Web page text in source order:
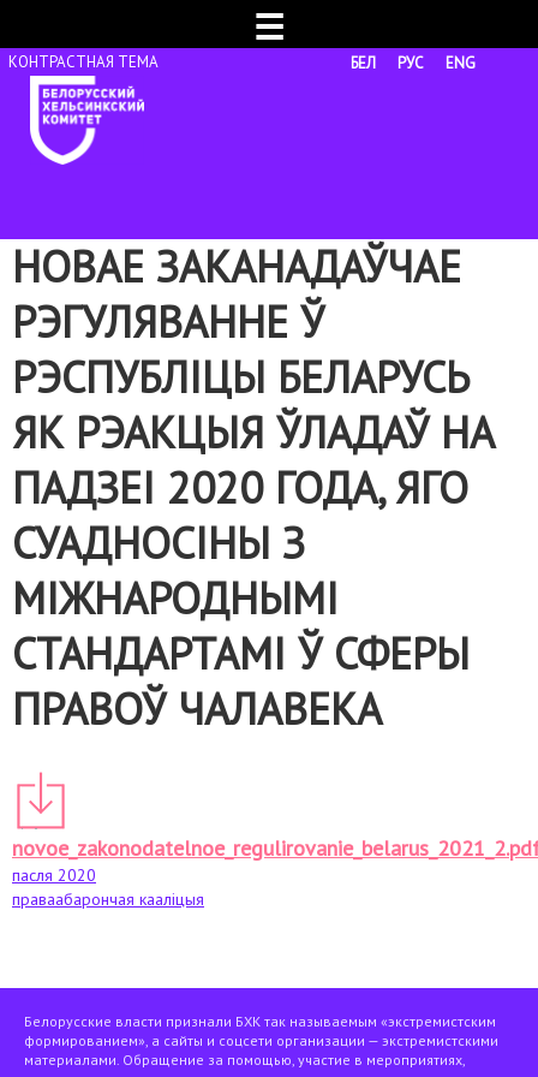
☰
БЕЛ РУС ENG
НОВАЕ ЗАКАНАДАЎЧАЕ
РЭГУЛЯВАННЕ Ў
РЭСПУБЛІЦЫ БЕЛАРУСЬ
ЯК РЭАКЦЫЯ ЎЛАДАЎ НА
ПАДЗЕІ 2020 ГОДА, ЯГО
СУАДНОСІНЫ З
МІЖНАРОДНЫМІ
СТАНДАРТАМІ Ў СФЕРЫ
ПРАВОЎ ЧАЛАВЕКА
пасля 2020
праваабарончая кааліцыя
Белорусские власти признали БХК так называемым «экстремистским
формированием», а сайты и соцсети организации — экстремистскими
материалами. Обращение за помощью, участие в мероприятиях,